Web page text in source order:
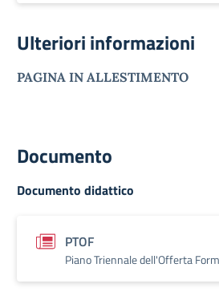
Ulteriori informazioni
PAGINA IN ALLESTIMENTO
Documento
Documento didattico
PTOF
Piano Triennale dell'Offerta